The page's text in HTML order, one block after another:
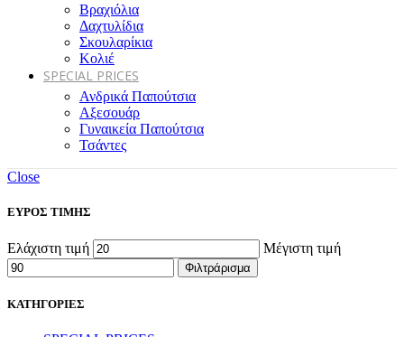
Βραχιόλια
Δαχτυλίδια
Σκουλαρίκια
Κολιέ
SPECIAL PRICES
Ανδρικά Παπούτσια
Αξεσουάρ
Γυναικεία Παπούτσια
Τσάντες
Close
ΕΥΡΟΣ ΤΙΜΗΣ
Ελάχιστη τιμή Μέγιστη τιμή
Φιλτράρισμα
ΚΑΤΗΓΟΡΙΕΣ